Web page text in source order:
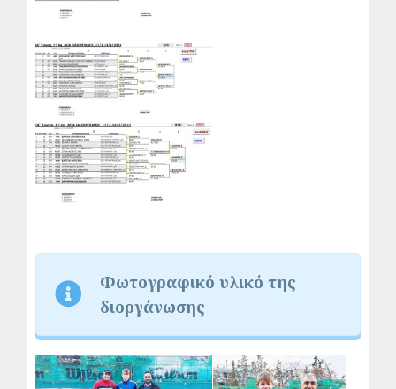
Φωτογραφικό υλικό της
διοργάνωσης